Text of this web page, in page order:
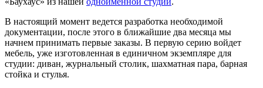
В настоящий момент ведется разработка необходимой
документации, после этого в ближайшие два месяца мы
начнем принимать первые заказы. В первую серию войдет
мебель, уже изготовленная в единичном экземпляре для
студии: диван, журнальный столик, шахматная пара, барная
стойка и стулья.